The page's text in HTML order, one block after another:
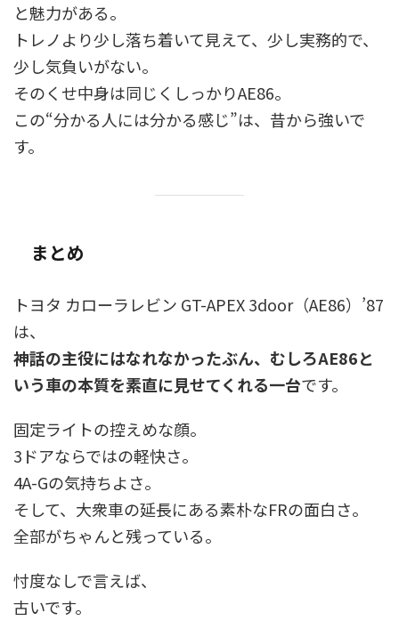
と魅力がある。
トレノより少し落ち着いて見えて、少し実務的で、
少し気負いがない。
そのくせ中身は同じくしっかりAE86。
この“分かる人には分かる感じ”は、昔から強いで
す。
まとめ
トヨタ カローラレビン GT-APEX 3door（AE86）’87
は、
神話の主役にはなれなかったぶん、むしろAE86と
いう車の本質を素直に見せてくれる一台です。
固定ライトの控えめな顔。
3ドアならではの軽快さ。
4A-Gの気持ちよさ。
そして、大衆車の延長にある素朴なFRの面白さ。
全部がちゃんと残っている。
忖度なしで言えば、
古いです。